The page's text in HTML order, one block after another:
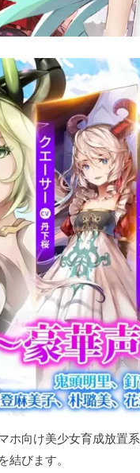
ホ向け美少女育成放置
を結びます。